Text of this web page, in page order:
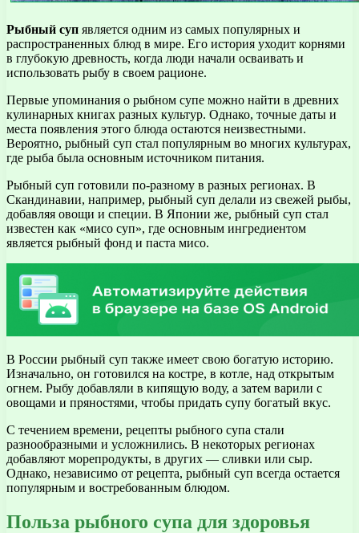
Рыбный суп является одним из самых популярных и
распространенных блюд в мире. Его история уходит корнями
в глубокую древность, когда люди начали осваивать и
использовать рыбу в своем рационе.
Первые упоминания о рыбном супе можно найти в древних
кулинарных книгах разных культур. Однако, точные даты и
места появления этого блюда остаются неизвестными.
Вероятно, рыбный суп стал популярным во многих культурах,
где рыба была основным источником питания.
Рыбный суп готовили по-разному в разных регионах. В
Скандинавии, например, рыбный суп делали из свежей рыбы,
добавляя овощи и специи. В Японии же, рыбный суп стал
известен как «мисо суп», где основным ингредиентом
является рыбный фонд и паста мисо.
В России рыбный суп также имеет свою богатую историю.
Изначально, он готовился на костре, в котле, над открытым
огнем. Рыбу добавляли в кипящую воду, а затем варили с
овощами и пряностями, чтобы придать супу богатый вкус.
С течением времени, рецепты рыбного супа стали
разнообразными и усложнились. В некоторых регионах
добавляют морепродукты, в других — сливки или сыр.
Однако, независимо от рецепта, рыбный суп всегда остается
популярным и востребованным блюдом.
Польза рыбного супа для здоровья